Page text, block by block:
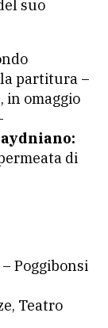
suo
partitura –
in omaggio
di
Poggibonsi
Teatro